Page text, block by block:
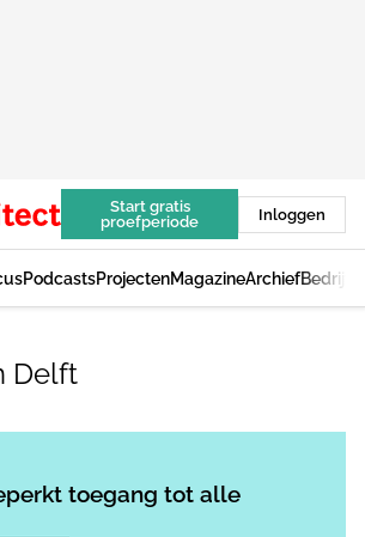
Start gratis
proefperiode
Inloggen
PodcastsProjectenMagazineArchief
Delft
toegang tot alle